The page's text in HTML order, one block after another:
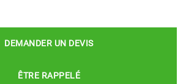
DEMANDER UN DEVIS
ÊTRE RAPPELÉ